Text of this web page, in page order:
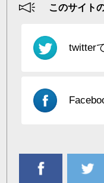
このサイト
twitter